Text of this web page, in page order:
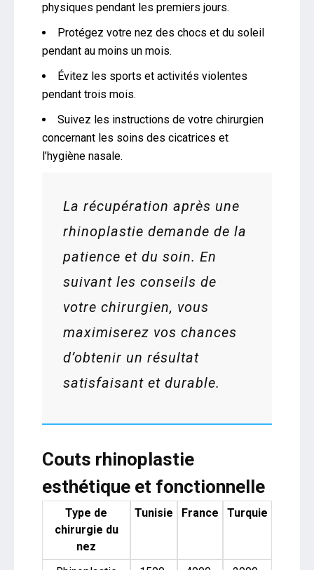
physiques pendant les premiers jours.
Protégez votre nez des chocs et du soleil
pendant au moins un mois.
Évitez les sports et activités violentes
pendant trois mois.
Suivez les instructions de votre chirurgien
concernant les soins des cicatrices et
l’hygiène nasale.
La récupération après une
rhinoplastie demande de la
patience et du soin. En
suivant les conseils de
votre chirurgien, vous
maximiserez vos chances
d’obtenir un résultat
satisfaisant et durable.
Couts rhinoplastie
esthétique et fonctionnelle
Type de
chirurgie du
nez
Tunisie France Turquie